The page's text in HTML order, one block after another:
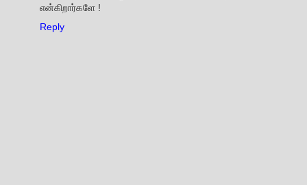
என்கிறார்களே !
Reply